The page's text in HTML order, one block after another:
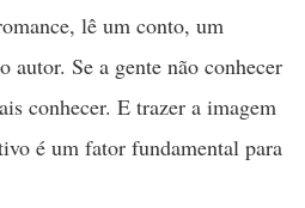
lê um conto, um
autor. Se a gente não conhecer
conhecer. E trazer a imagem
é um fator fundamental para